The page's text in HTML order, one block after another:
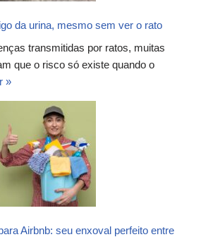
da urina, mesmo sem ver o rato
transmitidas por ratos, muitas
que o risco só existe quando o
»
Airbnb: seu enxoval perfeito entre